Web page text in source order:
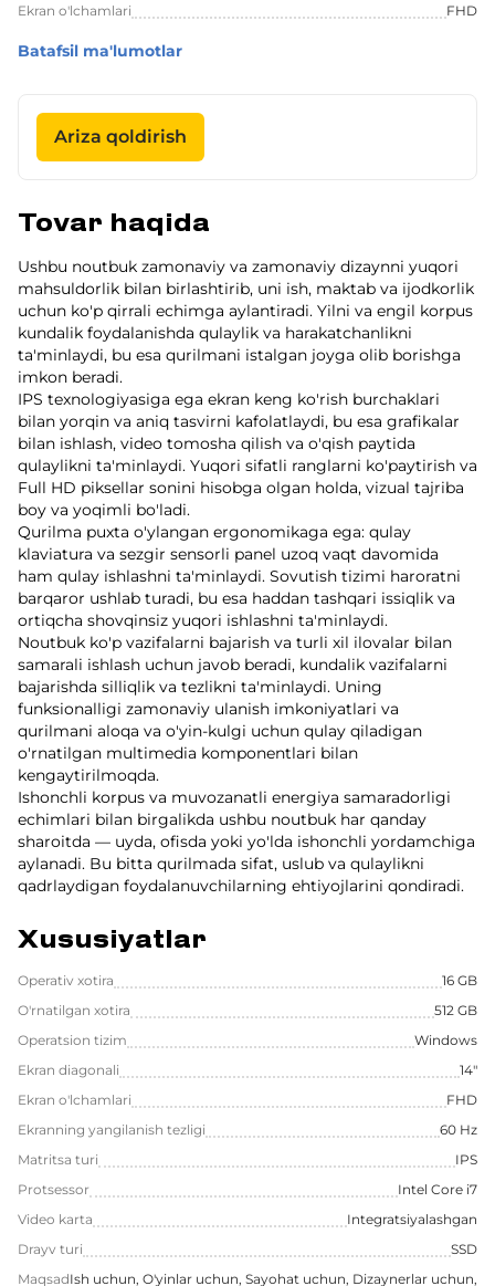
Ekran o'lchamlari
FHD
Batafsil ma'lumotlar
Ariza qoldirish
Tovar haqida
Ushbu noutbuk zamonaviy va zamonaviy dizaynni yuqori
mahsuldorlik bilan birlashtirib, uni ish, maktab va ijodkorlik
uchun ko'p qirrali echimga aylantiradi. Yilni va engil korpus
kundalik foydalanishda qulaylik va harakatchanlikni
ta'minlaydi, bu esa qurilmani istalgan joyga olib borishga
imkon beradi.
IPS texnologiyasiga ega ekran keng ko'rish burchaklari
bilan yorqin va aniq tasvirni kafolatlaydi, bu esa grafikalar
bilan ishlash, video tomosha qilish va o'qish paytida
qulaylikni ta'minlaydi. Yuqori sifatli ranglarni ko'paytirish va
Full HD piksellar sonini hisobga olgan holda, vizual tajriba
boy va yoqimli bo'ladi.
Qurilma puxta o'ylangan ergonomikaga ega: qulay
klaviatura va sezgir sensorli panel uzoq vaqt davomida
ham qulay ishlashni ta'minlaydi. Sovutish tizimi haroratni
barqaror ushlab turadi, bu esa haddan tashqari issiqlik va
ortiqcha shovqinsiz yuqori ishlashni ta'minlaydi.
Noutbuk ko'p vazifalarni bajarish va turli xil ilovalar bilan
samarali ishlash uchun javob beradi, kundalik vazifalarni
bajarishda silliqlik va tezlikni ta'minlaydi. Uning
funksionalligi zamonaviy ulanish imkoniyatlari va
qurilmani aloqa va o'yin-kulgi uchun qulay qiladigan
o'rnatilgan multimedia komponentlari bilan
kengaytirilmoqda.
Ishonchli korpus va muvozanatli energiya samaradorligi
echimlari bilan birgalikda ushbu noutbuk har qanday
sharoitda — uyda, ofisda yoki yo'lda ishonchli yordamchiga
aylanadi. Bu bitta qurilmada sifat, uslub va qulaylikni
qadrlaydigan foydalanuvchilarning ehtiyojlarini qondiradi.
Xususiyatlar
Operativ xotira
16 GB
O'rnatilgan xotira
512 GB
Operatsion tizim
Windows
Ekran diagonali
14"
Ekran o'lchamlari
FHD
Ekranning yangilanish tezligi
60 Hz
Matritsa turi
IPS
Protsessor
Intel Core i7
Video karta
Integratsiyalashgan
Drayv turi
SSD
MaqsadIsh uchun, O'yinlar uchun, Sayohat uchun, Dizaynerlar uchun,